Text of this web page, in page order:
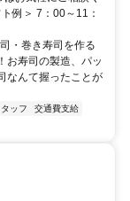
例＞ 7：00～11：
・巻き寿司を作る
お寿司の製造、パッ
なんて握ったことが
ッフ
交通費支給